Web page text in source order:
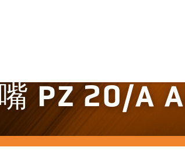
PZ 20/A